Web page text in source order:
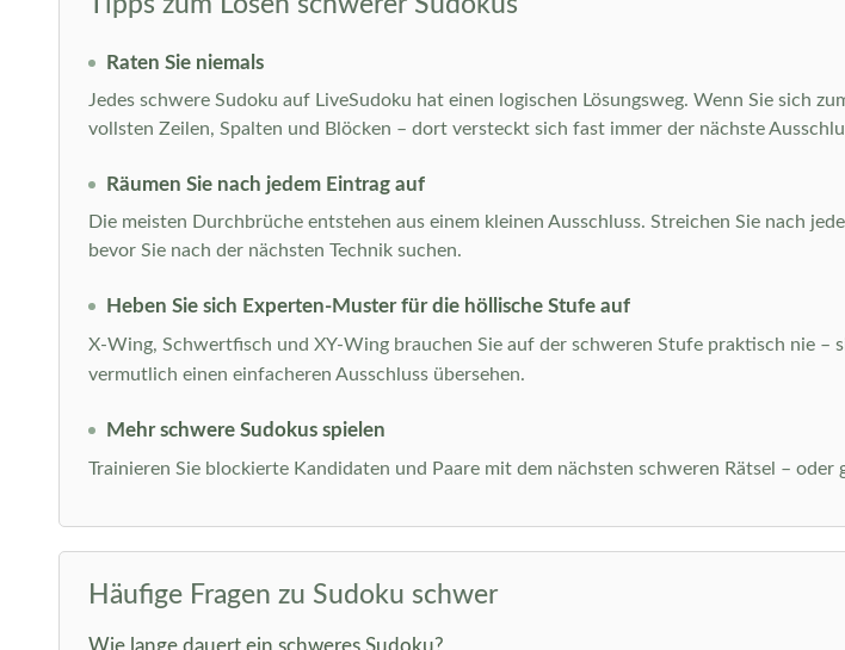
Raten Sie niemals
Jedes schwere Sudoku auf LiveSudoku hat einen logischen Lösungsweg. Wenn Sie sich
vollsten Zeilen, Spalten und Blöcken – dort versteckt sich fast immer der nächste
Räumen Sie nach jedem Eintrag auf
Die meisten Durchbrüche entstehen aus einem kleinen Ausschluss. Streichen Sie nach
bevor Sie nach der nächsten Technik suchen.
Heben Sie sich Experten-Muster für die höllische Stufe auf
X-Wing, Schwertfisch und XY-Wing brauchen Sie auf der schweren Stufe praktisch nie –
vermutlich einen einfacheren Ausschluss übersehen.
Mehr schwere Sudokus spielen
Trainieren Sie blockierte Kandidaten und Paare mit dem nächsten schweren Rätsel – oder
Häufige Fragen zu Sudoku schwer
Wie lange dauert ein schweres Sudoku?